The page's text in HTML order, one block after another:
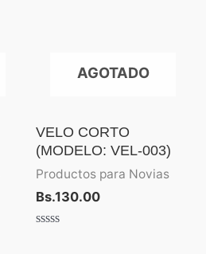
AGOTADO
VELO CORTO
(MODELO: VEL-003)
Productos para Novias
Bs.130.00